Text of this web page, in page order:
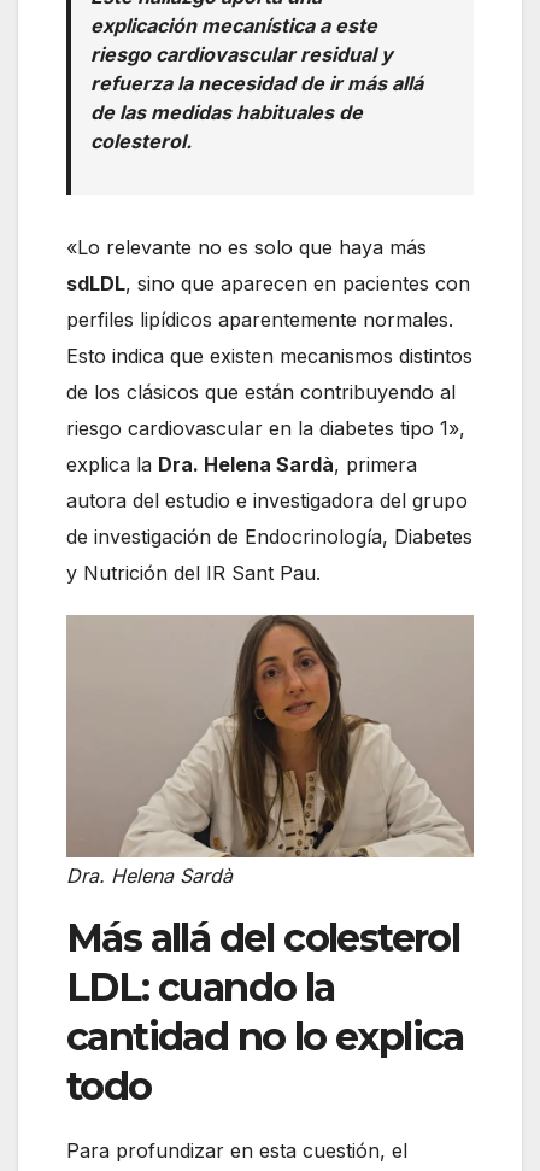
explicación mecanística a este
riesgo cardiovascular residual y
refuerza la necesidad de ir más allá
de las medidas habituales de
colesterol.
«Lo relevante no es solo que haya más
sdLDL, sino que aparecen en pacientes con
perfiles lipídicos aparentemente normales.
Esto indica que existen mecanismos distintos
de los clásicos que están contribuyendo al
riesgo cardiovascular en la diabetes tipo 1»,
explica la Dra. Helena Sardà, primera
autora del estudio e investigadora del grupo
de investigación de Endocrinología, Diabetes
y Nutrición del IR Sant Pau.
Dra. Helena Sardà
Más allá del colesterol
LDL: cuando la
cantidad no lo explica
todo
Para profundizar en esta cuestión, el